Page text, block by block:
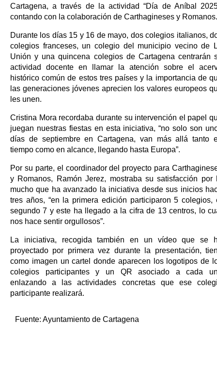
Cartagena, a través de la actividad “Día de Aníbal
contando con la colaboración de Carthagineses y Romanos.
Durante los días 15 y 16 de mayo, dos colegios italianos,
colegios franceses, un colegio del municipio vecino de
Unión y una quincena colegios de Cartagena centrarán
actividad docente en llamar la atención sobre el
histórico común de estos tres países y la importancia de
las generaciones jóvenes aprecien los valores europeos
les unen.
Cristina Mora recordaba durante su intervención el papel
juegan nuestras fiestas en esta iniciativa, “no solo son
días de septiembre en Cartagena, van más allá tanto
tiempo como en alcance, llegando hasta Europa”.
Por su parte, el coordinador del proyecto para
y Romanos, Ramón Jerez, mostraba su satisfacción por
mucho que ha avanzado la iniciativa desde sus inicios
tres años, “en la primera edición participaron 5 colegios,
segundo 7 y este ha llegado a la cifra de 13 centros, lo
nos hace sentir orgullosos”.
La iniciativa, recogida también en un vídeo que se
proyectado por primera vez durante la presentación,
como imagen un cartel donde aparecen los logotipos de
colegios participantes y un QR asociado a cada
enlazando a las actividades concretas que ese
participante realizará.
Fuente: Ayuntamiento de Cartagena